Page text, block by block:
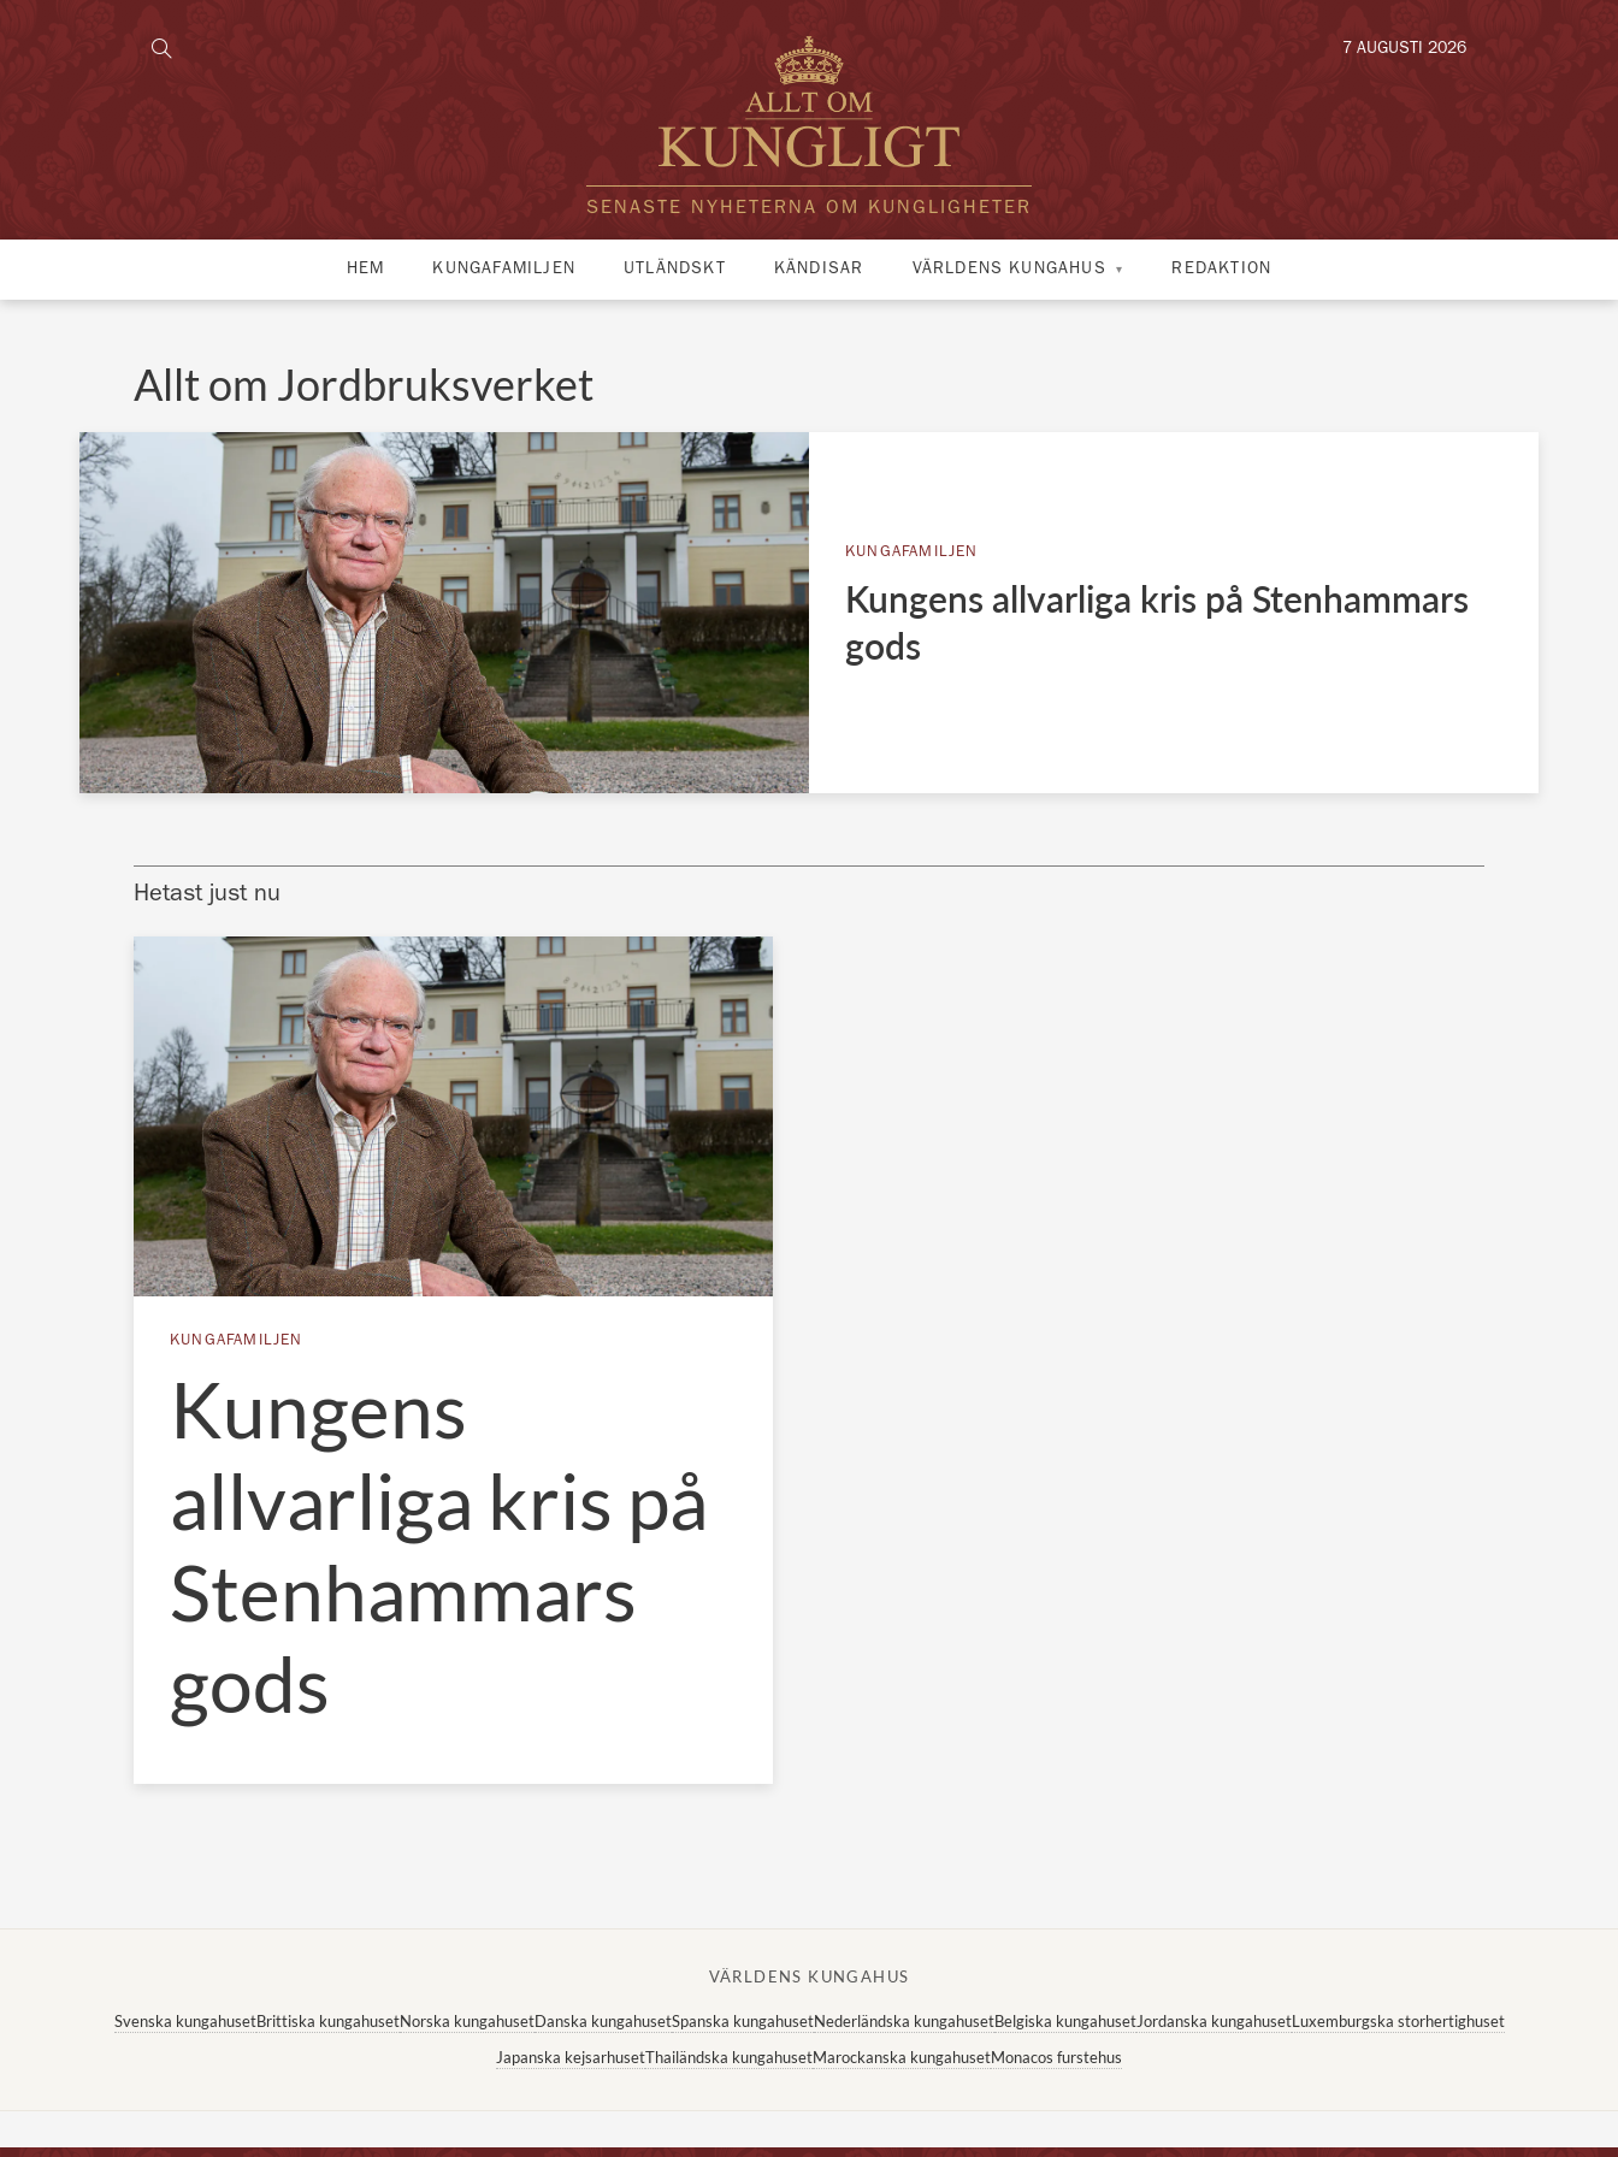
SENASTE NYHETERNA OM KUNGLIGHETER
7 AUGUSTI 2026
HEM KUNGAFAMILJEN UTLÄNDSKT KÄNDISAR VÄRLDENS KUNGAHUS REDAKTION
Allt om Jordbruksverket
KUNGAFAMILJEN
Kungens allvarliga kris på Stenhammars
gods
Hetast just nu
KUNGAFAMILJEN
Kungens
allvarliga kris på
Stenhammars
gods
VÄRLDENS KUNGAHUS
Svenska kungahusetBrittiska kungahusetNorska kungahusetDanska kungahusetSpanska kungahusetNederländska kungahusetBelgiska kungahusetJordanska kungahusetLuxemburgska storhertighuset
Japanska kejsarhusetThailändska kungahusetMarockanska kungahusetMonacos furstehus